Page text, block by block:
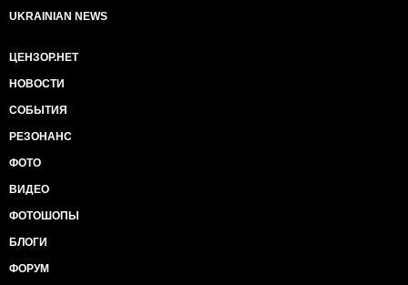
UKRAINIAN NEWS
ЦЕНЗОР.НЕТ
НОВОСТИ
СОБЫТИЯ
РЕЗОНАНС
ФОТО
ВИДЕО
ФОТОШОПЫ
БЛОГИ
ФОРУМ